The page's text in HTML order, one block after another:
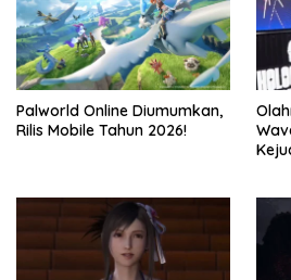
Palworld Online Diumumkan,
Rilis Mobile Tahun 2026!